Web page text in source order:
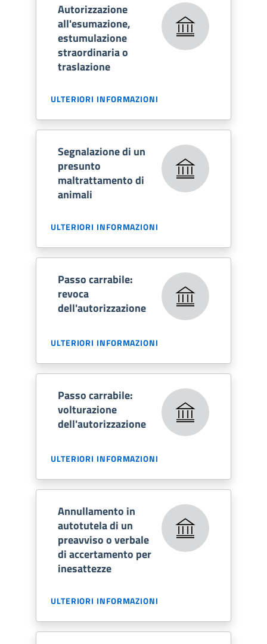
Autorizzazione
all'esumazione,
estumulazione
straordinaria o
traslazione
ULTERIORI INFORMAZIONI
Segnalazione di un
presunto
maltrattamento di
animali
ULTERIORI INFORMAZIONI
Passo carrabile:
revoca
dell'autorizzazione
ULTERIORI INFORMAZIONI
Passo carrabile:
volturazione
dell'autorizzazione
ULTERIORI INFORMAZIONI
Annullamento in
autotutela di un
preavviso o verbale
di accertamento per
inesattezze
ULTERIORI INFORMAZIONI